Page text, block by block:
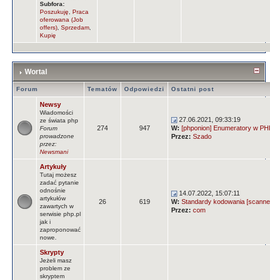
Subfora:
Poszukuję
Praca
oferowana (Job
offers) Sprzedam
Kupię
Wortal
Forum Tematów Odpowiedzi Ostatni post
Newsy
Wiadomości
ze świata php
Forum
prowadzone
przez:
Newsmani
274 947
27.06.2021, 09:33:19
W: [phponion] Enumeratory w
Przez: Szado
Artykuły
Tutaj możesz
zadać pytanie
odnośnie
artykułów
zawartych w
serwisie php.pl
jak i
zaproponować
nowe.
26 619
14.07.2022, 15:07:11
W: Standardy kodowania
Przez: com
Skrypty
Jeżeli masz
problem ze
skryptem